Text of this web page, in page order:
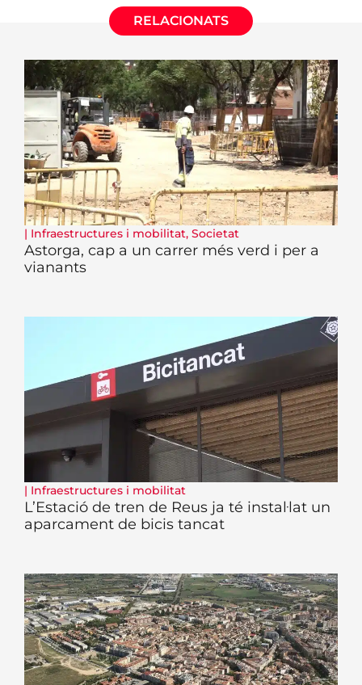
RELACIONATS
| Infraestructures i mobilitat, Societat
Astorga, cap a un carrer més verd i per a
vianants
| Infraestructures i mobilitat
L’Estació de tren de Reus ja té instal·lat un
aparcament de bicis tancat